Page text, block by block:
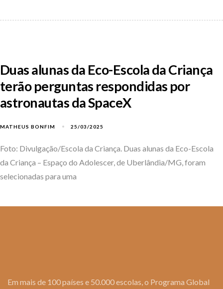
Duas alunas da Eco-Escola da Criança
terão perguntas respondidas por
astronautas da SpaceX
MATHEUS BONFIM 25/03/2025
Foto: Divulgação/Escola da Criança. Duas alunas da Eco-Escola
da Criança – Espaço do Adolescer, de Uberlândia/MG, foram
selecionadas para uma
Em mais de 100 países e 50.000 escolas, o Programa Global